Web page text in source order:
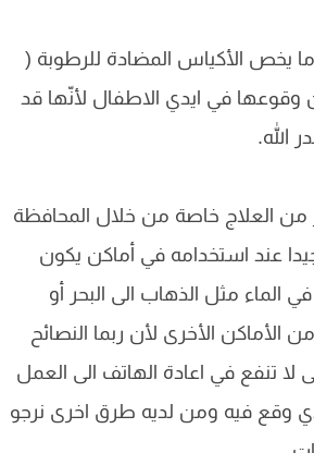
الأكياس المضادة للرطوبة (
في ايدي الاطفال لأنّها قد
العلاج خاصة من خلال المحافظة
عند استخدامه في أماكن يكون
مثل الذهاب الى البحر أو
الأخرى لأن ربما النصائح
تنفع في اعادة الهاتف الى العمل
وقع فيه ومن لديه طرق اخرى نرجو